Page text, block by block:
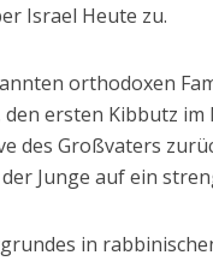
Israel Heute zu.
orthodoxen
ersten Kibbutz im
des Großvaters
Junge auf ein
in